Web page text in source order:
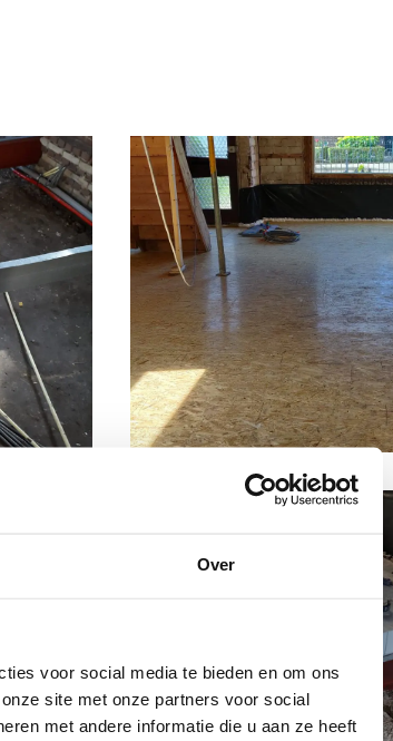
Over
voor social media te bieden en om ons
site met onze partners voor social
met andere informatie die u aan ze heeft